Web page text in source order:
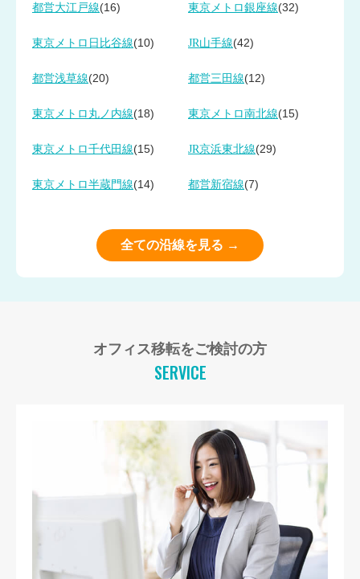
都営大江戸線(16) 東京メトロ銀座線(32)
東京メトロ日比谷線(10) JR山手線(42)
都営浅草線(20) 都営三田線(12)
東京メトロ丸ノ内線(18) 東京メトロ南北線(15)
東京メトロ千代田線(15) JR京浜東北線(29)
東京メトロ半蔵門線(14) 都営新宿線(7)
全ての沿線を見る →
オフィス移転をご検討の方
SERVICE